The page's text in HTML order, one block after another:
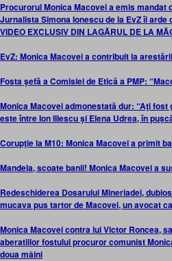
Procurorul Monica Macovei a emis mandat
Jurnalista Simona Ionescu de la EvZ îi arde
VIDEO EXCLUSIV DIN LAGĂRUL DE LA
EvZ: Monica Macovei a contribuit la
Fosta şefă a Comisiei de Etică a PMP:
Monica Macovei admonestată dur: “Aţi
este între Ion Iliescu şi Elena Udrea, în
Corupţie la M10: Monica Macovei a primit
Mandela, scoate banii! Monica Macovei a
Redeschiderea Dosarului Mineriadei,
mucava pus tartor de Macovei, un avocat
Monica Macovei contra lui Victor Roncea,
aberatiilor fostului procuror comunist
doua mâini